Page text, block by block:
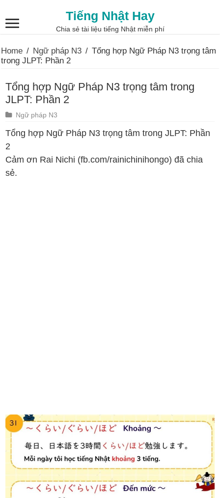
Tiếng Nhật Hay
Chia sẻ tài liệu tiếng Nhật miễn phí
Home / Ngữ pháp N3 / Tổng hợp Ngữ Pháp N3 trọng tâm
trong JLPT: Phần 2
Tổng hợp Ngữ Pháp N3 trọng tâm trong
JLPT: Phần 2
Ngữ pháp N3
Tổng hợp Ngữ Pháp N3 trọng tâm trong JLPT: Phần
2
Cảm ơn Rai Nichi (fb.com/rainichinihongo) đã chia
sẻ.